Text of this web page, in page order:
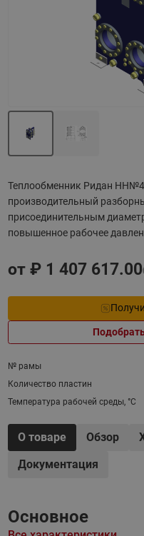
Теплообменник Ридан
производительный
присоединительным
повышенное рабочее
от ₽ 1 407 617.00
№ рамы
Количество пластин
Температура рабочей среды, °С
О товаре Обзор
Документация
Основное